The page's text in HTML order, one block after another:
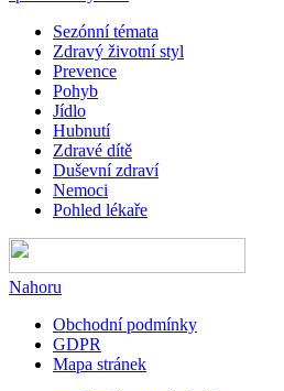
Sezónní témata
Zdravý životní styl
Prevence
Pohyb
Jídlo
Hubnutí
Zdravé dítě
Duševní zdraví
Nemoci
Pohled lékaře
Nahoru
Obchodní podmínky
GDPR
Mapa stránek